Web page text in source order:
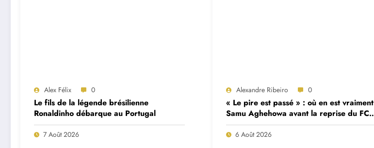
Alex Félix 0
Le fils de la légende brésilienne
Ronaldinho débarque au Portugal
7 Août 2026
Alexandre Ribeiro 0
« Le pire est passé » : où en est vraiment
Samu Aghehowa avant la reprise du FC
Porto ?
6 Août 2026